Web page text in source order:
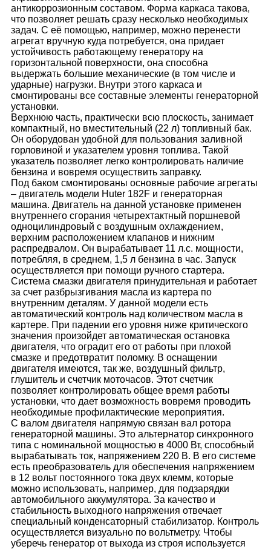
антикоррозионным составом. Форма каркаса такова,
что позволяет решать сразу несколько необходимых
задач. С её помощью, например, можно перенести
агрегат вручную куда потребуется, она придает
устойчивость работающему генератору на
горизонтальной поверхности, она способна
выдержать большие механические (в том числе и
ударные) нагрузки. Внутри этого каркаса и
смонтированы все составные элементы генераторной
установки.
Верхнюю часть, практически всю плоскость, занимает
компактный, но вместительный (22 л) топливный бак.
Он оборудован удобной для пользования заливной
горловиной и указателем уровня топлива. Такой
указатель позволяет легко контролировать наличие
бензина и вовремя осуществить заправку.
Под баком смонтированы основные рабочие агрегаты
– двигатель модели Huter 182F и генераторная
машина. Двигатель на данной установке применен
внутреннего сгорания четырехтактный поршневой
одноцилиндровый с воздушным охлаждением,
верхним расположением клапанов и нижним
распредвалом. Он вырабатывает 11 л.с. мощности,
потребляя, в среднем, 1,5 л бензина в час. Запуск
осуществляется при помощи ручного стартера.
Система смазки двигателя принудительная и работает
за счет разбрызгивания масла из картера по
внутренним деталям. У данной модели есть
автоматический контроль над количеством масла в
картере. При падении его уровня ниже критического
значения произойдет автоматическая остановка
двигателя, что оградит его от работы при плохой
смазке и предотвратит поломку. В оснащении
двигателя имеются, так же, воздушный фильтр,
глушитель и счетчик моточасов. Этот счетчик
позволяет контролировать общее время работы
установки, что дает возможность вовремя проводить
необходимые профилактические мероприятия.
С валом двигателя напрямую связан вал ротора
генераторной машины. Это альтернатор синхронного
типа с номинальной мощностью в 4000 Вт, способный
вырабатывать ток, напряжением 220 В. В его системе
есть преобразователь для обеспечения напряжением
в 12 вольт постоянного тока двух клемм, которые
можно использовать, например, для подзарядки
автомобильного аккумулятора. За качество и
стабильность выходного напряжения отвечает
специальный конденсаторный стабилизатор. Контроль
осуществляется визуально по вольтметру. Чтобы
уберечь генератор от выхода из строя используется